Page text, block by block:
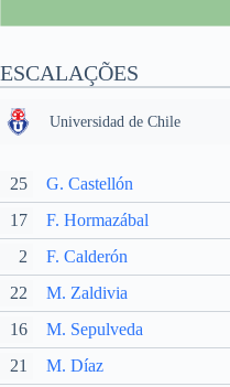
ESCALAÇÕES
Universidad de Chile
25 G. Castellón
17 F. Hormazábal
2 F. Calderón
22 M. Zaldivia
16 M. Sepulveda
21 M. Díaz